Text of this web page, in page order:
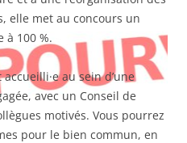
elle met au concours un
à 100 %.
au sein d’une
avec un Conseil de
motivés. Vous pourrez
pour le bien commun, en